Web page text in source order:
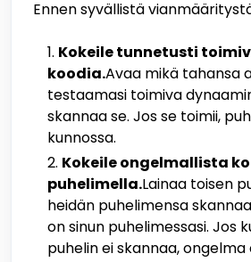
Ennen syvällistä
Kokeile tunnetusti
koodia.Avaa mikä tahansa
testaamasi toimiva
skannaa se. Jos se toimii,
kunnossa.
Kokeile ongelmallista
puhelimella.Lainaa toisen
heidän puhelimensa
on sinun puhelimessasi. Jos
puhelin ei skannaa, ongelma